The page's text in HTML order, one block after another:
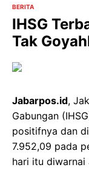
BERITA
IHSG
Tak
Jabarpos.id,
Gabungan
positifnya dan
7.952,09 pada
hari itu diwarnai